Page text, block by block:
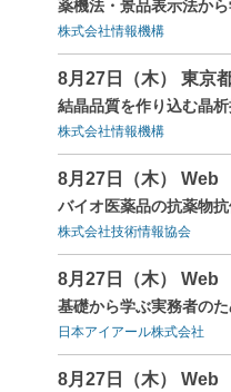
薬機法・景品表示法か
株式会社情報機構
8月27日（木） 東京
結晶品質を作り込む晶
株式会社情報機構
8月27日（木） Web
バイオ医薬品の抗薬物
株式会社技術情報協会
8月27日（木） Web
基礎から学ぶ実務者の
日本アイアール株式会社
8月27日（木） Web